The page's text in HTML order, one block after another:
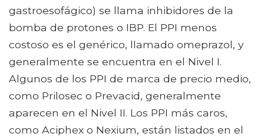
gastroesofágico) se llama inhibidores de la
bomba de protones o IBP. El PPI menos
costoso es el genérico, llamado omeprazol, y
generalmente se encuentra en el Nivel I.
Algunos de los PPI de marca de precio medio,
como Prilosec o Prevacid, generalmente
aparecen en el Nivel II. Los PPI más caros,
como Aciphex o Nexium, están listados en el